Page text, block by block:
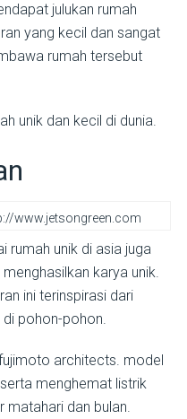
julukan rumah
yang kecil dan sangat
rumah tersebut
unik dan kecil di dunia.
www.jetsongreen.com
rumah unik di asia juga
karya unik.
ini terinspirasi dari
pohon-pohon.
architects. model
menghemat listrik
matahari dan bulan.